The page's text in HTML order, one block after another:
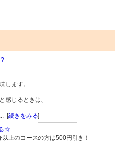
?
します。
感じるときは、
[続きをみる]
☆
上のコースの方は500円引き！